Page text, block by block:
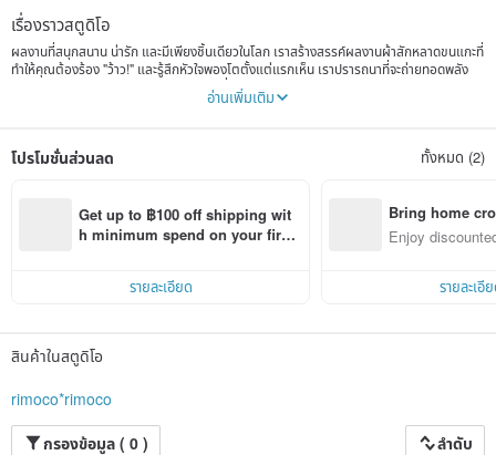
เรื่องราวสตูดิโอ
ผลงานที่สนุกสนาน น่ารัก และมีเพียงชิ้นเดียวในโลก เราสร้างสรรค์ผลงานผ้าสักหลาดขนแกะที่
ทำให้คุณต้องร้อง "ว้าว!" และรู้สึกหัวใจพองโตตั้งแต่แรกเห็น เราปรารถนาที่จะถ่ายทอดพลัง
แห่งธรรมชาติและความอบอุ่นของขนแกะที่สัมผัสลึกถึงหัวใจ
ปัจจุบันได้ขยายผลงานไปสู่การฝากขายตามร้านค้า การเป็นวิทยากรในศูนย์วัฒนธรรม การร่วม
เราหลงรักทั้งสีสันตามธรรมชาติของขนแกะและขนแกะที่ผ่านการย้อมสีอย่างงดงาม เพื่อดึง
เอาเอกลักษณ์และความอบอุ่นของวัสดุแต่ละชนิดออกมาให้ได้มากที่สุด เราจึงใช้ทั้งเทคนิค
"Wet Felting" (การใช้น้ำร้อนและสบู่) และเทคนิค "Needle Felting" (การใช้เข็มเจาะเฉพาะ
สร้างสรรค์ผลงาน เราหวังเป็นอย่างยิ่งว่าจะได้แบ่งปันความรู้สึกที่ยอดเยี่ยมและอบอุ่นหัวใจของ
ขนสัตว์คุณภาพสูงระดับพรีเมียม สวมใส่สบายและให้สัมผัสที่ยอดเยี่ยม
อ่านเพิ่มเติม
โปรโมชั่นส่วนลด ทั้งหมด (2)
Get up to ฿100 off shipping wit
h minimum spend on your first
รายละเอียด
Bring home
n with ease
Enjoy
รายละเอี
สินค้าในสตูดิโอ
rimoco*rimoco
กรองข้อมูล ( 0 )
ลำดับ